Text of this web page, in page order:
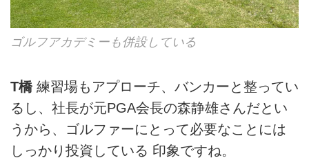
ゴルフアカデミーも併設している
T橋練習場もアプローチ、バンカーと整ってい
るし、社長が元PGA会長の森静雄さんだとい
うから、ゴルファーにとって必要なことには
しっかり投資している 印象ですね。